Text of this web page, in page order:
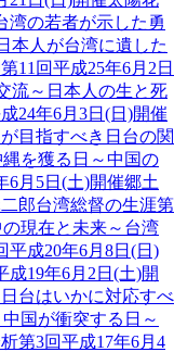
湾の若者が示した勇
本人が台湾に遺した
第11回平成25年6月2日
流～日本人の生と死
24年6月3日(日)開催
目指すべき日台の関
を獲る日～中国の
6月5日(土)開催郷土
郎台湾総督の生涯第
現在と未来～台湾
平成20年6月8日(日)
成19年6月2日(土)開
台はいかに対応すべ
国が衝突する日～
第3回平成17年6月4